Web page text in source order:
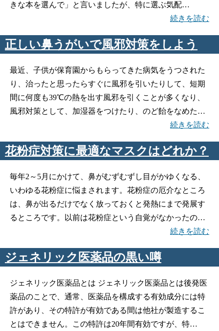
きな本を選んで」と言いましたが、特に選ぶ気配…
続きを読む
正しい鼻うがいで風邪対策をしよう
最近、子供が保育園からもらってきた病気をうつされた
り、治ったと思ったらすぐに風邪を引いたりして、短期
間に何度も39℃の熱を出す風邪を引くことが多くなり、
風邪対策として、加湿器をつけたり、のど飴をなめた…
続きを読む
花粉症対策に最適なマスクはどれか？
毎年2～5月にかけて、鼻がむずむずし目がかゆくなる、
いわゆる花粉症に悩まされます。花粉症の厄介なところ
は、鼻が出るだけでなく放っておくと発熱にまで発展す
るところです。以前は花粉症という自覚がなかったの…
続きを読む
ジェネリック医薬品の黒い噂
ジェネリック医薬品とは ジェネリック医薬品とは後発医
薬品のことで、通常、医薬品を構成する有効成分には特
許があり、その特許が有効である間は他社が製造するこ
とはできません。この特許は20年間有効ですが、特…